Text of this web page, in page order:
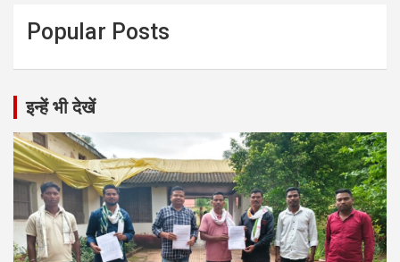
Popular Posts
इन्हें भी देखें